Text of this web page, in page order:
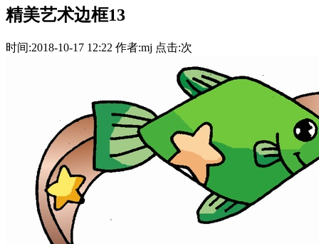
精美艺术边框13
时间:2018-10-17 12:22 作者:mj 点击:次